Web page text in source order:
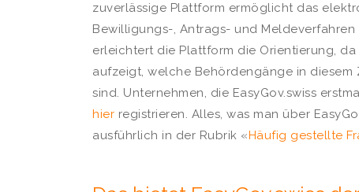
zuverlässige Plattform ermöglicht das
Bewilligungs-, Antrags- und Meldeverfahren
erleichtert die Plattform die Orientierung,
aufzeigt, welche Behördengänge in
sind. Unternehmen, die EasyGov.swiss
hier registrieren. Alles, was man über
ausführlich in der Rubrik «Häufig gestellte